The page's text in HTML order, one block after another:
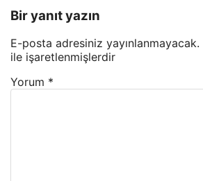
Bir yanıt yazın
E-posta adresiniz yayınlanmayacak.
ile işaretlenmişlerdir
Yorum *